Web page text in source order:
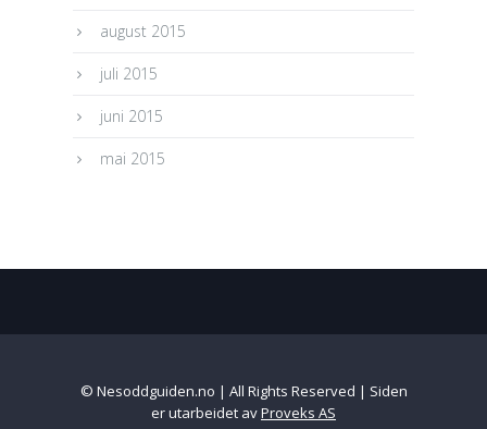
august 2015
juli 2015
juni 2015
mai 2015
© Nesoddguiden.no | All Rights Reserved | Siden
er utarbeidet avProveks AS